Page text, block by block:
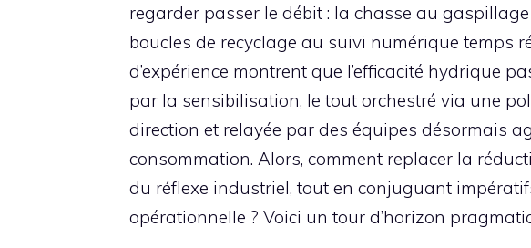
regarder passer le débit : la chasse au
boucles de recyclage au suivi numérique temps
d’expérience montrent que l’efficacité hydrique
par la sensibilisation, le tout orchestré via une
direction et relayée par des équipes désormais
consommation. Alors, comment replacer la
du réflexe industriel, tout en conjuguant
opérationnelle ? Voici un tour d’horizon